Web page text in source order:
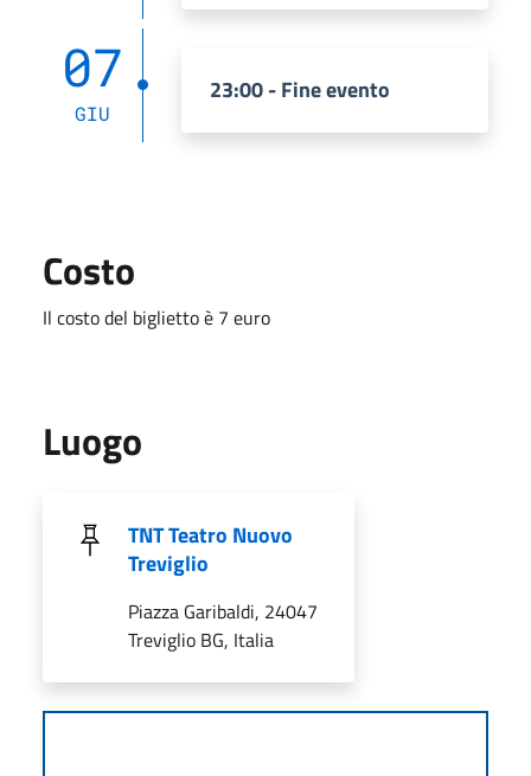
07
GIU
23:00 - Fine evento
Costo
Il costo del biglietto è 7 euro
Luogo
TNT Teatro Nuovo
Treviglio
Piazza Garibaldi, 24047
Treviglio BG, Italia